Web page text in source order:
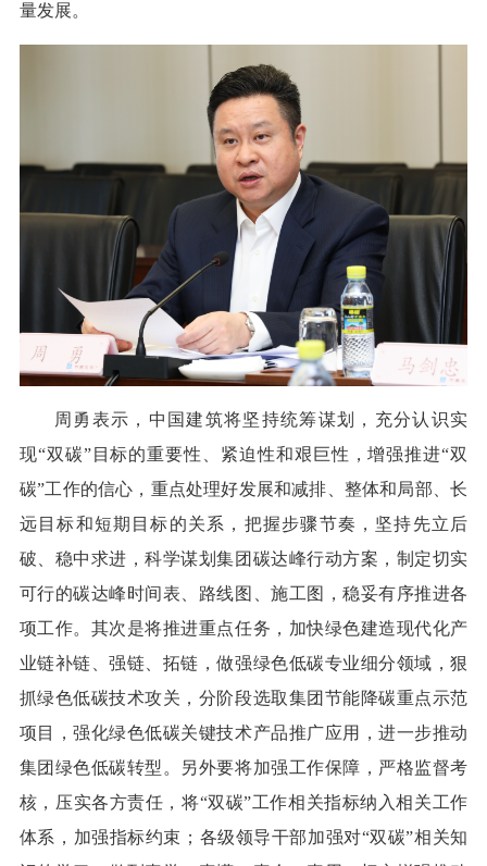
量发展。
周勇表示，中国建筑将坚持统筹谋划，充分认识实
现“双碳”目标的重要性、紧迫性和艰巨性，增强推进“双
碳”工作的信心，重点处理好发展和减排、整体和局部、长
远目标和短期目标的关系，把握步骤节奏，坚持先立后
破、稳中求进，科学谋划集团碳达峰行动方案，制定切实
可行的碳达峰时间表、路线图、施工图，稳妥有序推进各
项工作。其次是将推进重点任务，加快绿色建造现代化产
业链补链、强链、拓链，做强绿色低碳专业细分领域，狠
抓绿色低碳技术攻关，分阶段选取集团节能降碳重点示范
项目，强化绿色低碳关键技术产品推广应用，进一步推动
集团绿色低碳转型。另外要将加强工作保障，严格监督考
核，压实各方责任，将“双碳”工作相关指标纳入相关工作
体系，加强指标约束；各级领导干部加强对“双碳”相关知